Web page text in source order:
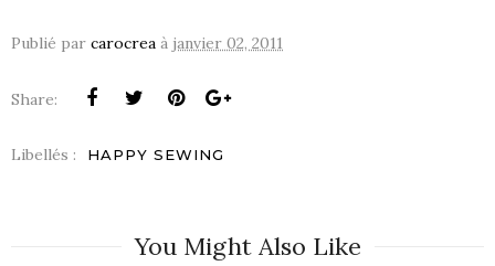
Publié par carocrea à janvier 02, 2011
Share:
Libellés : HAPPY SEWING
You Might Also Like